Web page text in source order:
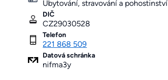
Ubytování, stravování a pohostinství
DIČ
CZ29030528
Telefon
221 868 509
Datová schránka
nifma3y